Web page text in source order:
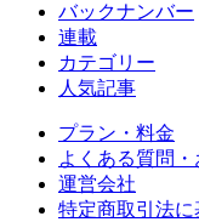
バックナンバー
連載
カテゴリー
人気記事
プラン・料金
よくある質問
運営会社
特定商取引法